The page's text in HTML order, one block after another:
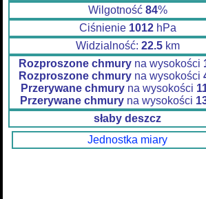
Wilgotność 84%
Ciśnienie 1012hPa
Widzialność: 22.5km
Rozproszone chmury na wysokości
Rozproszone chmury na wysokości
Przerywane chmuryna wysokości
Przerywane chmury na wysokości
słaby deszcz
Jednostka miary